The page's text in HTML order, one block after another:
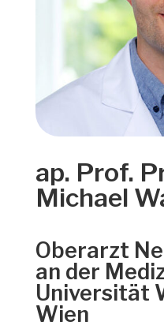
ap. Prof.
Michael
Oberarzt
an der
Universität
Wien